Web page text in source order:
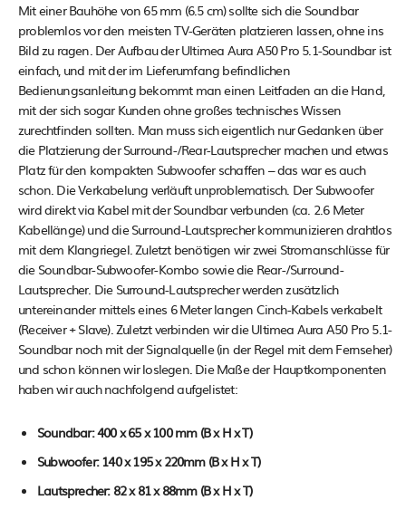
Mit einer Bauhöhe von 65 mm (6.5 cm) sollte sich die Soundbar
problemlos vor den meisten TV-Geräten platzieren lassen, ohne ins
Bild zu ragen. Der Aufbau der Ultimea Aura A50 Pro 5.1-Soundbar ist
einfach, und mit der im Lieferumfang befindlichen
Bedienungsanleitung bekommt man einen Leitfaden an die Hand,
mit der sich sogar Kunden ohne großes technisches Wissen
zurechtfinden sollten. Man muss sich eigentlich nur Gedanken über
die Platzierung der Surround-/Rear-Lautsprecher machen und etwas
Platz für den kompakten Subwoofer schaffen – das war es auch
schon. Die Verkabelung verläuft unproblematisch. Der Subwoofer
wird direkt via Kabel mit der Soundbar verbunden (ca. 2.6 Meter
Kabellänge) und die Surround-Lautsprecher kommunizieren drahtlos
mit dem Klangriegel. Zuletzt benötigen wir zwei Stromanschlüsse für
die Soundbar-Subwoofer-Kombo sowie die Rear-/Surround-
Lautsprecher. Die Surround-Lautsprecher werden zusätzlich
untereinander mittels eines 6 Meter langen Cinch-Kabels verkabelt
(Receiver + Slave). Zuletzt verbinden wir die Ultimea Aura A50 Pro 5.1-
Soundbar noch mit der Signalquelle (in der Regel mit dem Fernseher)
und schon können wir loslegen. Die Maße der Hauptkomponenten
haben wir auch nachfolgend aufgelistet:
Soundbar: 400 x 65 x 100 mm (B x H x T)
Subwoofer: 140 x 195 x 220mm (B x H x T)
Lautsprecher: 82 x 81 x 88mm (B x H x T)